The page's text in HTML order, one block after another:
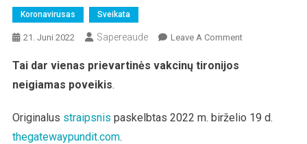
Koronavirusas Sveikata
21. Juni 2022 Sapereaude Leave A CommentOn
Sumažina
Tai dar vienas prievartinės vakcinų tironijos
neigiamas poveikis.
Originalus straipsnis paskelbtas 2022 m. birželio 19 d.
thegatewaypundit.com.